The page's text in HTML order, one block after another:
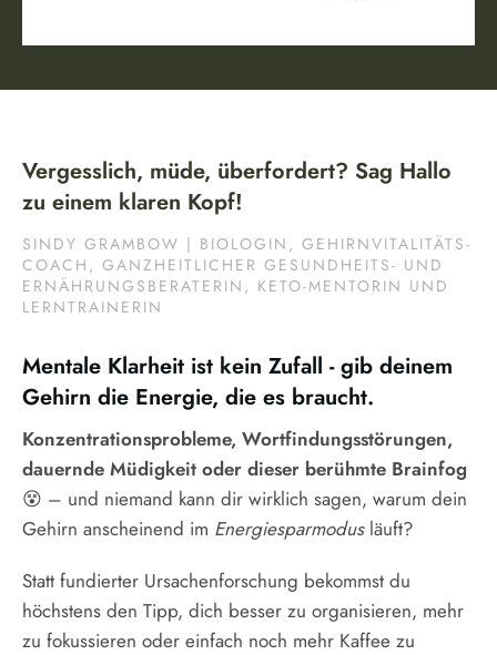
Vergesslich, müde, überfordert? Sag Hallo
zu einem klaren Kopf!
SINDY GRAMBOW | BIOLOGIN, GEHIRNVITALITÄTS-
COACH, GANZHEITLICHER GESUNDHEITS- UND
ERNÄHRUNGSBERATERIN, KETO-MENTORIN UND
LERNTRAINERIN
Mentale Klarheit ist kein Zufall - gib deinem
Gehirn die Energie, die es braucht.
Konzentrationsprobleme, Wortfindungsstörungen,
dauernde Müdigkeit oder dieser berühmte Brainfog
😵 – und niemand kann dir wirklich sagen, warum dein
Gehirn anscheinend im Energiesparmodusläuft?
Statt fundierter Ursachenforschung bekommst du
höchstens den Tipp, dich besser zu organisieren, mehr
zu fokussieren oder einfach noch mehr Kaffee zu